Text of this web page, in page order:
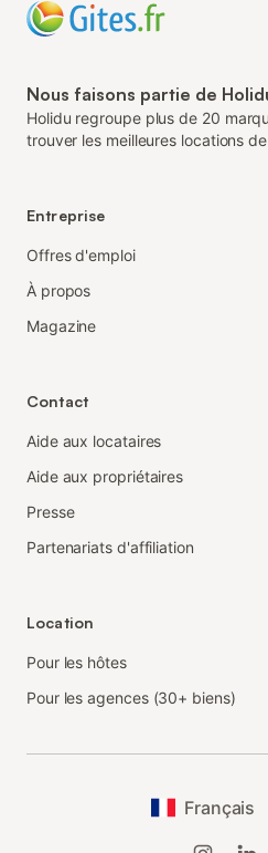
Nous faisons partie de
Holidu regroupe plus de 20
trouver les meilleures locations
Entreprise
Offres d'emploi
À propos
Magazine
Contact
Aide aux locataires
Aide aux propriétaires
Presse
Partenariats d'affiliation
Location
Pour les hôtes
Pour les agences (30+ biens)
Français